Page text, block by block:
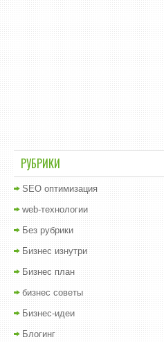
РУБРИКИ
SEO оптимизация
web-технологии
Без рубрики
Бизнес изнутри
Бизнес план
бизнес советы
Бизнес-идеи
Блогинг